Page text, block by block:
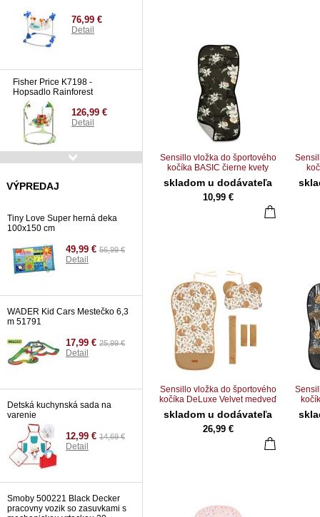
76,99 €
Detail
Fisher Price K7198 -
Hopsadlo Rainforest
126,99 €
Detail
skákadlo Rainforest
Detail
VÝPREDAJ
Tiny Love Super herná deka
100x150 cm
49,99 € 56,99 €
Detail
WADER Kid Cars Mestečko 6,3
m 51791
17,99 € 25,99 €
Detail
Detská kuchynská sada na
varenie
12,99 € 14,69 €
Detail
Smoby 500221 Black Decker
pracovny vozik so zasuvkami s
Sensillo vložka do športového
kočíka BASIC čierne kvety
skladom u dodávateľa
10,99 €
Sensillo vložka do športového
kočíka DeLuxe Velvet medveď
a zajac
skladom u dodávateľa
26,99 €